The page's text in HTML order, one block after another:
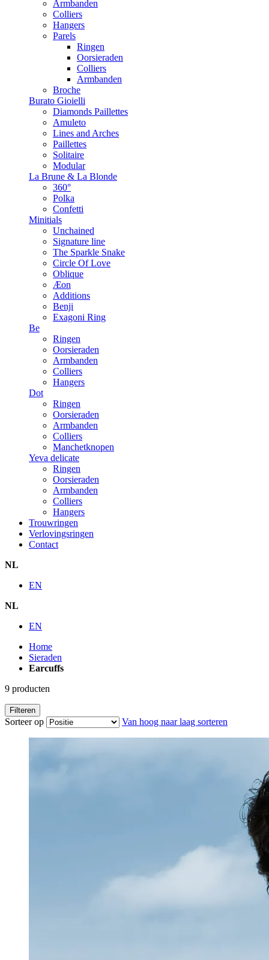
Armbanden
Colliers
Hangers
Parels
Ringen
Oorsieraden
Colliers
Armbanden
Broche
Burato Gioielli
Diamonds Paillettes
Amuleto
Lines and Arches
Paillettes
Solitaire
Modular
La Brune & La Blonde
360°
Polka
Confetti
Minitials
Unchained
Signature line
The Sparkle Snake
Circle Of Love
Oblique
Æon
Additions
Benji
Exagoni Ring
Be
Ringen
Oorsieraden
Armbanden
Colliers
Hangers
Dot
Ringen
Oorsieraden
Armbanden
Colliers
Manchetknopen
Yeva delicate
Ringen
Oorsieraden
Armbanden
Colliers
Hangers
Trouwringen
Verlovingsringen
Contact
NL
EN
NL
EN
Home
Sieraden
Earcuffs
9 producten
Filteren
Sorteer op Van hoog naar laag sorteren